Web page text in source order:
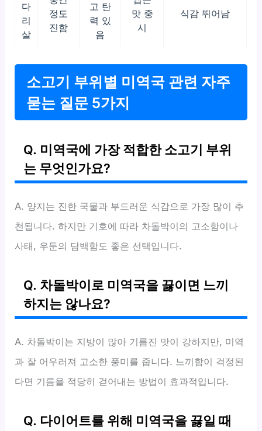
다
리
살
정도
진함
고 탄
력 있
음
맛 중
시
식감 뛰어남
소고기 부위별 미역국 관련 자주
묻는 질문 5가지
Q. 미역국에 가장 적합한 소고기 부위
는 무엇인가요?
A. 양지는 진한 국물과 부드러운 식감으로 가장 많이 추
천됩니다. 하지만 기호에 따라 차돌박이의 고소함이나
사태, 우둔의 담백함도 좋은 선택입니다.
Q. 차돌박이로 미역국을 끓이면 느끼
하지는 않나요?
A. 차돌박이는 지방이 많아 기름진 맛이 강하지만, 미역
과 잘 어우러져 고소한 풍미를 줍니다. 느끼함이 걱정된
다면 기름을 적당히 걷어내는 방법이 효과적입니다.
Q. 다이어트를 위해 미역국을 끓일 때